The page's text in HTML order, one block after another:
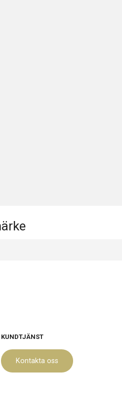
KUNDTJÄNST
Kontakta oss